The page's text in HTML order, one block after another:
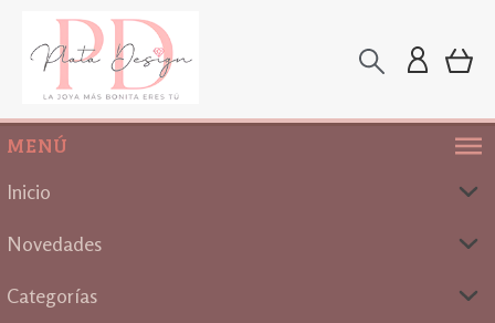
MENÚ
Inicio
Novedades
Categorías